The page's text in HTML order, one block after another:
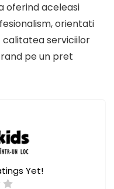
oferind aceleasi
orientati
calitatea serviciilor
pe un pret
Yet!